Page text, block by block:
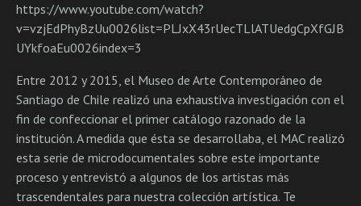
https://www.youtube.com/watch?
v=vzjEdPhyBzUu0026list=PLJxX43rUecTLlATUedgCpXfGJB
UYkfoaEu0026index=3
Entre 2012 y 2015, el Museo de Arte Contemporáneo de
Santiago de Chile realizó una exhaustiva investigación con el
fin de confeccionar el primer catálogo razonado de la
institución. A medida que ésta se desarrollaba, el MAC realizó
esta serie de microdocumentales sobre este importante
proceso y entrevistó a algunos de los artistas más
trascendentales para nuestra colección artística. Te